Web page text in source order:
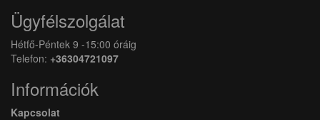
Ügyfélszolgálat
Hétfő-Péntek 9 -15:00 óráig
Telefon: +36304721097
Információk
Kapcsolat